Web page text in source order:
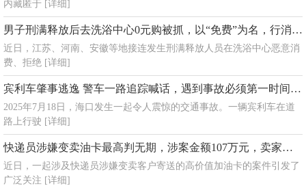
内藏匿于 [详细]
男子刑满释放后去洗浴中心0元购被抓，以“免费”为名，行消费之实
近日，江苏、河南、安徽等地接连发生刑满释放人员在洗浴中心恶意消
费、拒绝 [详细]
宾利车肇事逃逸 警车一路追踪喊话，遇到事故必须第一时间报警，切勿选择逃逸
2025年7月18日，海口发生一起令人震惊的交通事故。一辆宾利车在道
路上行驶 [详细]
快递员涉嫌变卖油卡最高判无期，涉案金额107万元，卖家，怀疑快递员与买家勾结
近日，一起涉及快递员涉嫌变卖客户寄送的高价值加油卡的案件引发了
广泛关注 [详细]